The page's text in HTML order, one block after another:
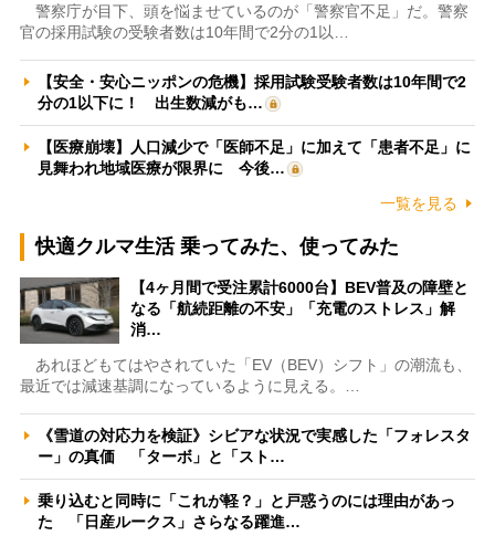
警察庁が目下、頭を悩ませているのが「警察官不足」だ。警察
官の採用試験の受験者数は10年間で2分の1以…
【安全・安心ニッポンの危機】採用試験受験者数は10年間で2
分の1以下に！ 出生数減がも…
【医療崩壊】人口減少で「医師不足」に加えて「患者不足」に
見舞われ地域医療が限界に 今後…
一覧を見る
快適クルマ生活 乗ってみた、使ってみた
【4ヶ月間で受注累計6000台】BEV普及の障壁と
なる「航続距離の不安」「充電のストレス」解
消…
あれほどもてはやされていた「EV（BEV）シフト」の潮流も、
最近では減速基調になっているように見える。…
《雪道の対応力を検証》シビアな状況で実感した「フォレスタ
ー」の真価 「ターボ」と「スト…
乗り込むと同時に「これが軽？」と戸惑うのには理由があっ
た 「日産ルークス」さらなる躍進…